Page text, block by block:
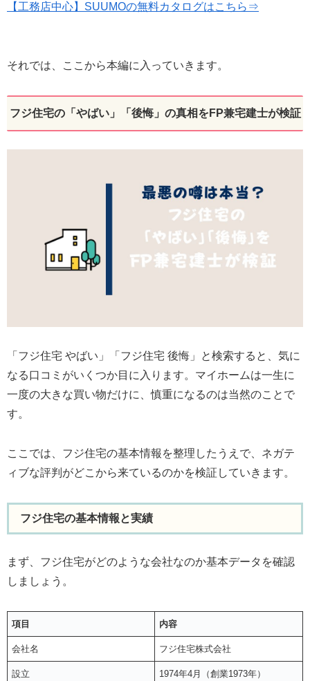
【工務店中心】SUUMOの無料カタログはこちら⇒
それでは、ここから本編に入っていきます。
フジ住宅の「やばい」「後悔」の真相をFP兼宅建士が検証
「フジ住宅 やばい」「フジ住宅 後悔」と検索すると、気に
なる口コミがいくつか目に入ります。マイホームは一生に
一度の大きな買い物だけに、慎重になるのは当然のことで
す。
ここでは、フジ住宅の基本情報を整理したうえで、ネガテ
ィブな評判がどこから来ているのかを検証していきます。
フジ住宅の基本情報と実績
まず、フジ住宅がどのような会社なのか基本データを確認
しましょう。
項目 内容
会社名 フジ住宅株式会社
設立 1974年4月（創業1973年）